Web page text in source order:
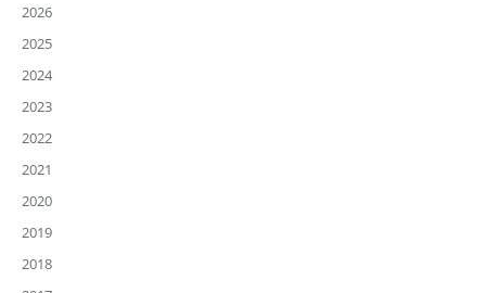
2026
2025
2024
2023
2022
2021
2020
2019
2018